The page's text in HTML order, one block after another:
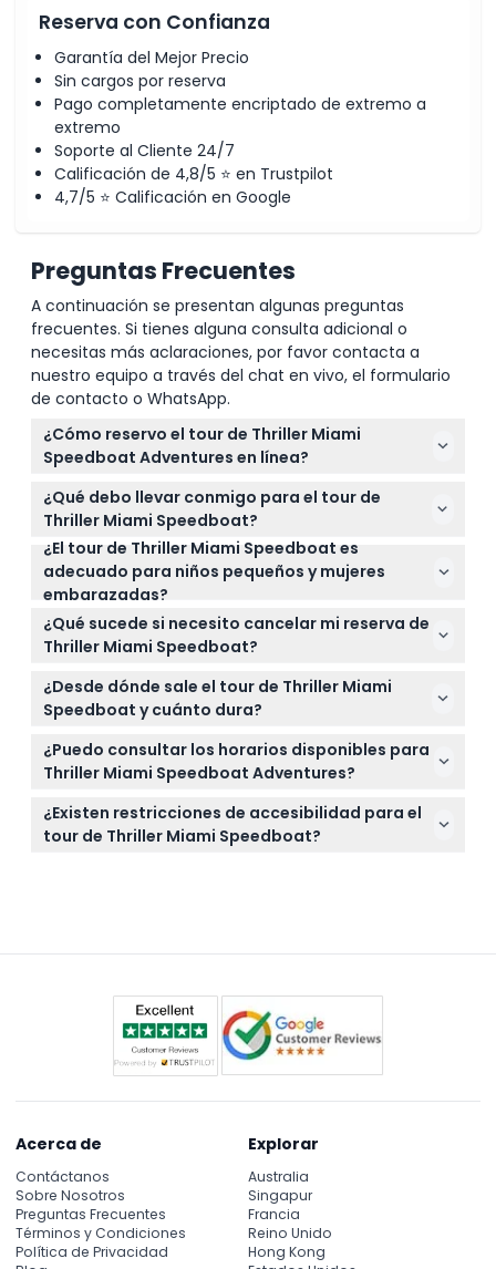
Reserva con Confianza
Garantía del Mejor Precio
Sin cargos por reserva
Pago completamente encriptado de extremo a
extremo
Soporte al Cliente 24/7
Calificación de 4,8/5 ⭐ en Trustpilot
4,7/5 ⭐ Calificación en Google
Preguntas Frecuentes
A continuación se presentan algunas preguntas
frecuentes. Si tienes alguna consulta adicional o
necesitas más aclaraciones, por favor contacta a
nuestro equipo a través del chat en vivo, el formulario
de contacto o WhatsApp.
¿Cómo reservo el tour de Thriller Miami
Speedboat Adventures en línea?
Puede reservar fácilmente su tour en lancha rápida
de 45 minutos directamente en este sitio web
seleccionando la fecha y hora preferidas, y luego
completando el pago seguro en línea.
¿Qué debo llevar conmigo para el tour de
Thriller Miami Speedboat?
Lleve ropa cómoda, un sombrero, protector solar y
gafas de sol para protegerse del sol. Si es propenso
al mareo, se recomienda tomar tabletas una hora
antes del tour.
¿El tour de Thriller Miami Speedboat es
adecuado para niños pequeños y mujeres
embarazadas?
Los niños de 3 años en adelante pueden unirse,
pero los que tienen entre 3 y 11 años deben estar
acompañados por un adulto que pague. Sin
embargo, el tour no se recomienda para mujeres
embarazadas ni para personas con condiciones
¿Qué sucede si necesito cancelar mi reserva de
Thriller Miami Speedboat?
Puede obtener un reembolso si cancela al menos
24 horas antes de que comience su tour, aunque
pueden aplicarse cargos por transferencia.
Asegúrese de cancelar a través de su confirmación
de reserva en este sitio web.
¿Desde dónde sale el tour de Thriller Miami
Speedboat y cuánto dura?
Los tours salen diariamente de Bayside Marketplace
en el centro de Miami y duran aproximadamente
45 minutos, ofreciéndole vistas emocionantes de
la costa de Miami y sus emblemáticos lugares.
¿Puedo consultar los horarios disponibles para
Thriller Miami Speedboat Adventures?
Sí, puede ver el horario en vivo y consultar los
horarios disponibles durante el proceso de reserva
en línea aquí mismo en este sitio web (sujeto a
¿Existen restricciones de accesibilidad para el
tour de Thriller Miami Speedboat?
Acerca de
Contáctanos
Sobre Nosotros
Preguntas Frecuentes
Términos y Condiciones
Política de Privacidad
Explorar
Australia
Singapur
Francia
Reino Unido
Hong Kong